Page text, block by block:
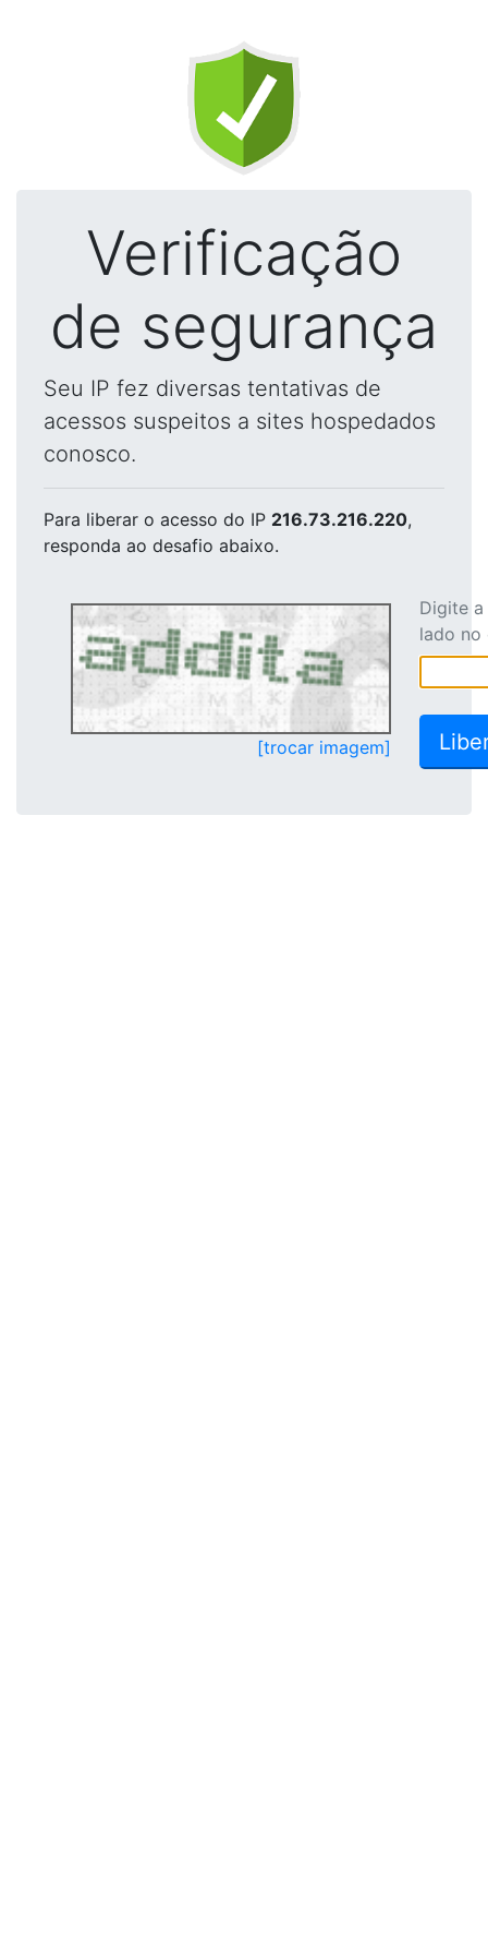
Verificação
de segurança
Seu IP fez diversas tentativas de
acessos suspeitos a sites hospedados
conosco.
Para liberar o acesso do IP 216.73.216.220,
responda ao desafio abaixo.
[trocar imagem]
Digite
lado no